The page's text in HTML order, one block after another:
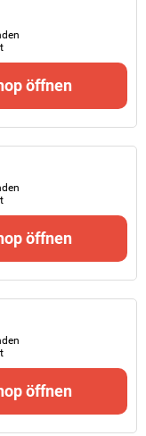
öffnen
öffnen
öffnen